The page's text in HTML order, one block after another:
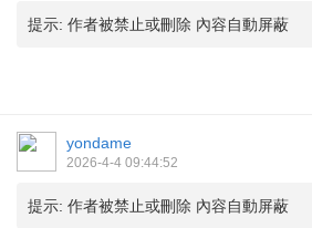
提示: 作者被禁止或刪除 內容自動屏蔽
yondame
2026-4-4 09:44:52
提示: 作者被禁止或刪除 內容自動屏蔽